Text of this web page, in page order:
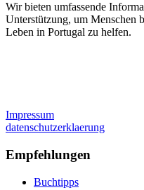
Wir bieten umfassende
Unterstützung, um Menschen
Leben in Portugal zu helfen.
Impressum
datenschutzerklaerung
Empfehlungen
Buchtipps